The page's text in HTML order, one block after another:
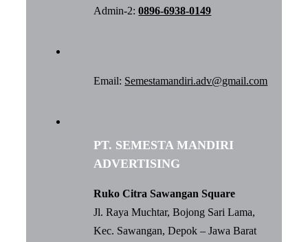
Admin-2:0896-6938-0149
Email: Semestamandiri.adv@gmail.com
PT. SEMESTA MANDIRI
ADVERTISING
Ruko Citra Sawangan Square
Jl. Raya Muchtar, Bojong Sari Lama,
Kec. Sawangan, Depok – Jawa Barat